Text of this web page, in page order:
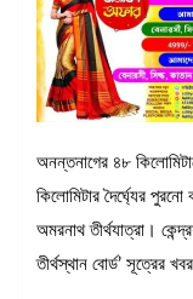
অনন্তনাগের ৪৮
কিলোমিটার দৈর্ঘ্যের
অমরনাথ তীর্থযাত্রা।
তীর্থস্থান বোর্ড’ সূত্রের